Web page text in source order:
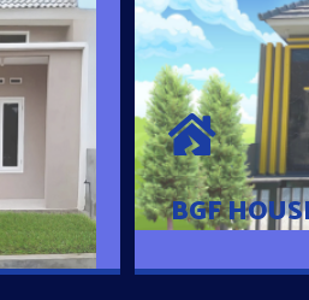
BGF
BGF
Hunian
Free
Kamar Tidur